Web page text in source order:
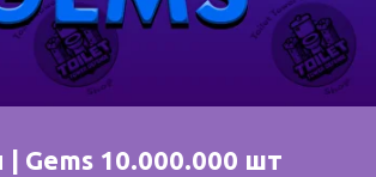
Gems 10.000.000 шт